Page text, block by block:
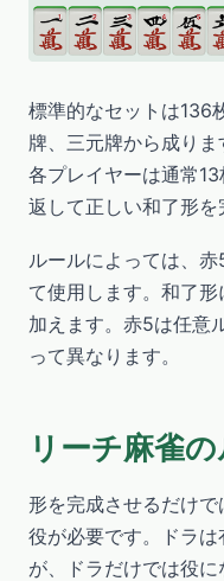
標準的なセットは136
牌、三元牌から成りま
各プレイヤーは通常
返して正しい和了形を
ルールによっては、
て使用します。和了
加えます。赤5は任意
って異なります。
リーチ麻雀
形を完成させるだけ
役が必要です。ドラ
が、ドラだけでは役に